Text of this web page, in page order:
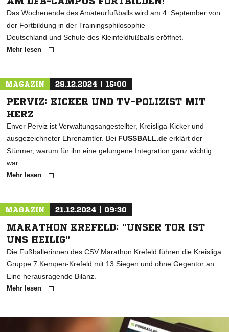
Das Wochenende des Amateurfußballs wird am 4. September von
der Fortbildung in der Trainingsphilosophie
Deutschland und Schule des Kleinfeldfußballs eröffnet.
Mehr lesen
MAGAZIN 28.12.2024 | 15:00
PERVIZ: KICKER UND TV-POLIZIST MIT
HERZ
Enver Perviz ist Verwaltungsangestellter, Kreisliga-Kicker und
ausgezeichneter Ehrenamtler. Bei FUSSBALL.de erklärt der
Stürmer, warum für ihn eine gelungene Integration ganz wichtig
war.
Mehr lesen
MAGAZIN 21.12.2024 | 09:30
MARATHON KREFELD: "UNSER TOR IST
UNS HEILIG"
Die Fußballerinnen des CSV Marathon Krefeld führen die Kreisliga
Gruppe 7 Kempen-Krefeld mit 13 Siegen und ohne Gegentor an.
Eine herausragende Bilanz.
Mehr lesen